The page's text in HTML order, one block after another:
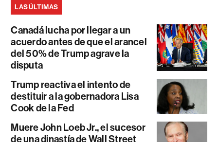
LAS ÚLTIMAS
Canadá lucha por llegar a un
acuerdo antes de que el arancel
del 50% de Trump agrave la
disputa
Trump reactiva el intento de
destituir a la gobernadora Lisa
Cook de la Fed
Muere John Loeb Jr., el sucesor
de una dinastía de Wall Street